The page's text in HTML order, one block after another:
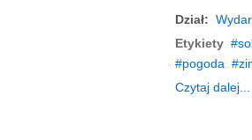
Dział:
Etykiety
pogoda
Czytaj dalej...